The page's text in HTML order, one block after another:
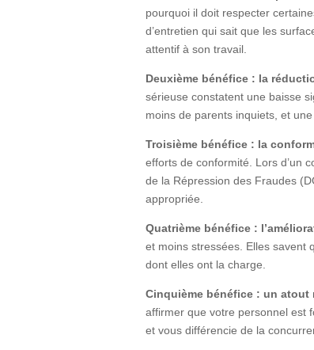
pourquoi il doit respecter
d’entretien qui sait que les
attentif à son travail.
Deuxième bénéfice : la
sérieuse constatent une baisse
moins de parents inquiets, et
Troisième bénéfice : la
efforts de conformité. Lors d’un
de la Répression des Fraudes
appropriée.
Quatrième bénéfice :
et moins stressées. Elles savent
dont elles ont la charge.
Cinquième bénéfice : un atout
affirmer que votre personnel est
et vous différencie de la